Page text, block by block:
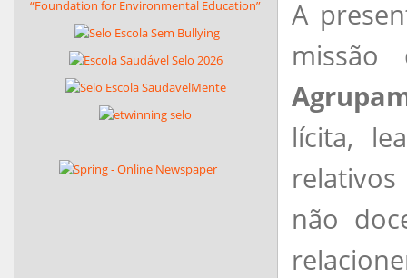
A
missão
lícita,
não